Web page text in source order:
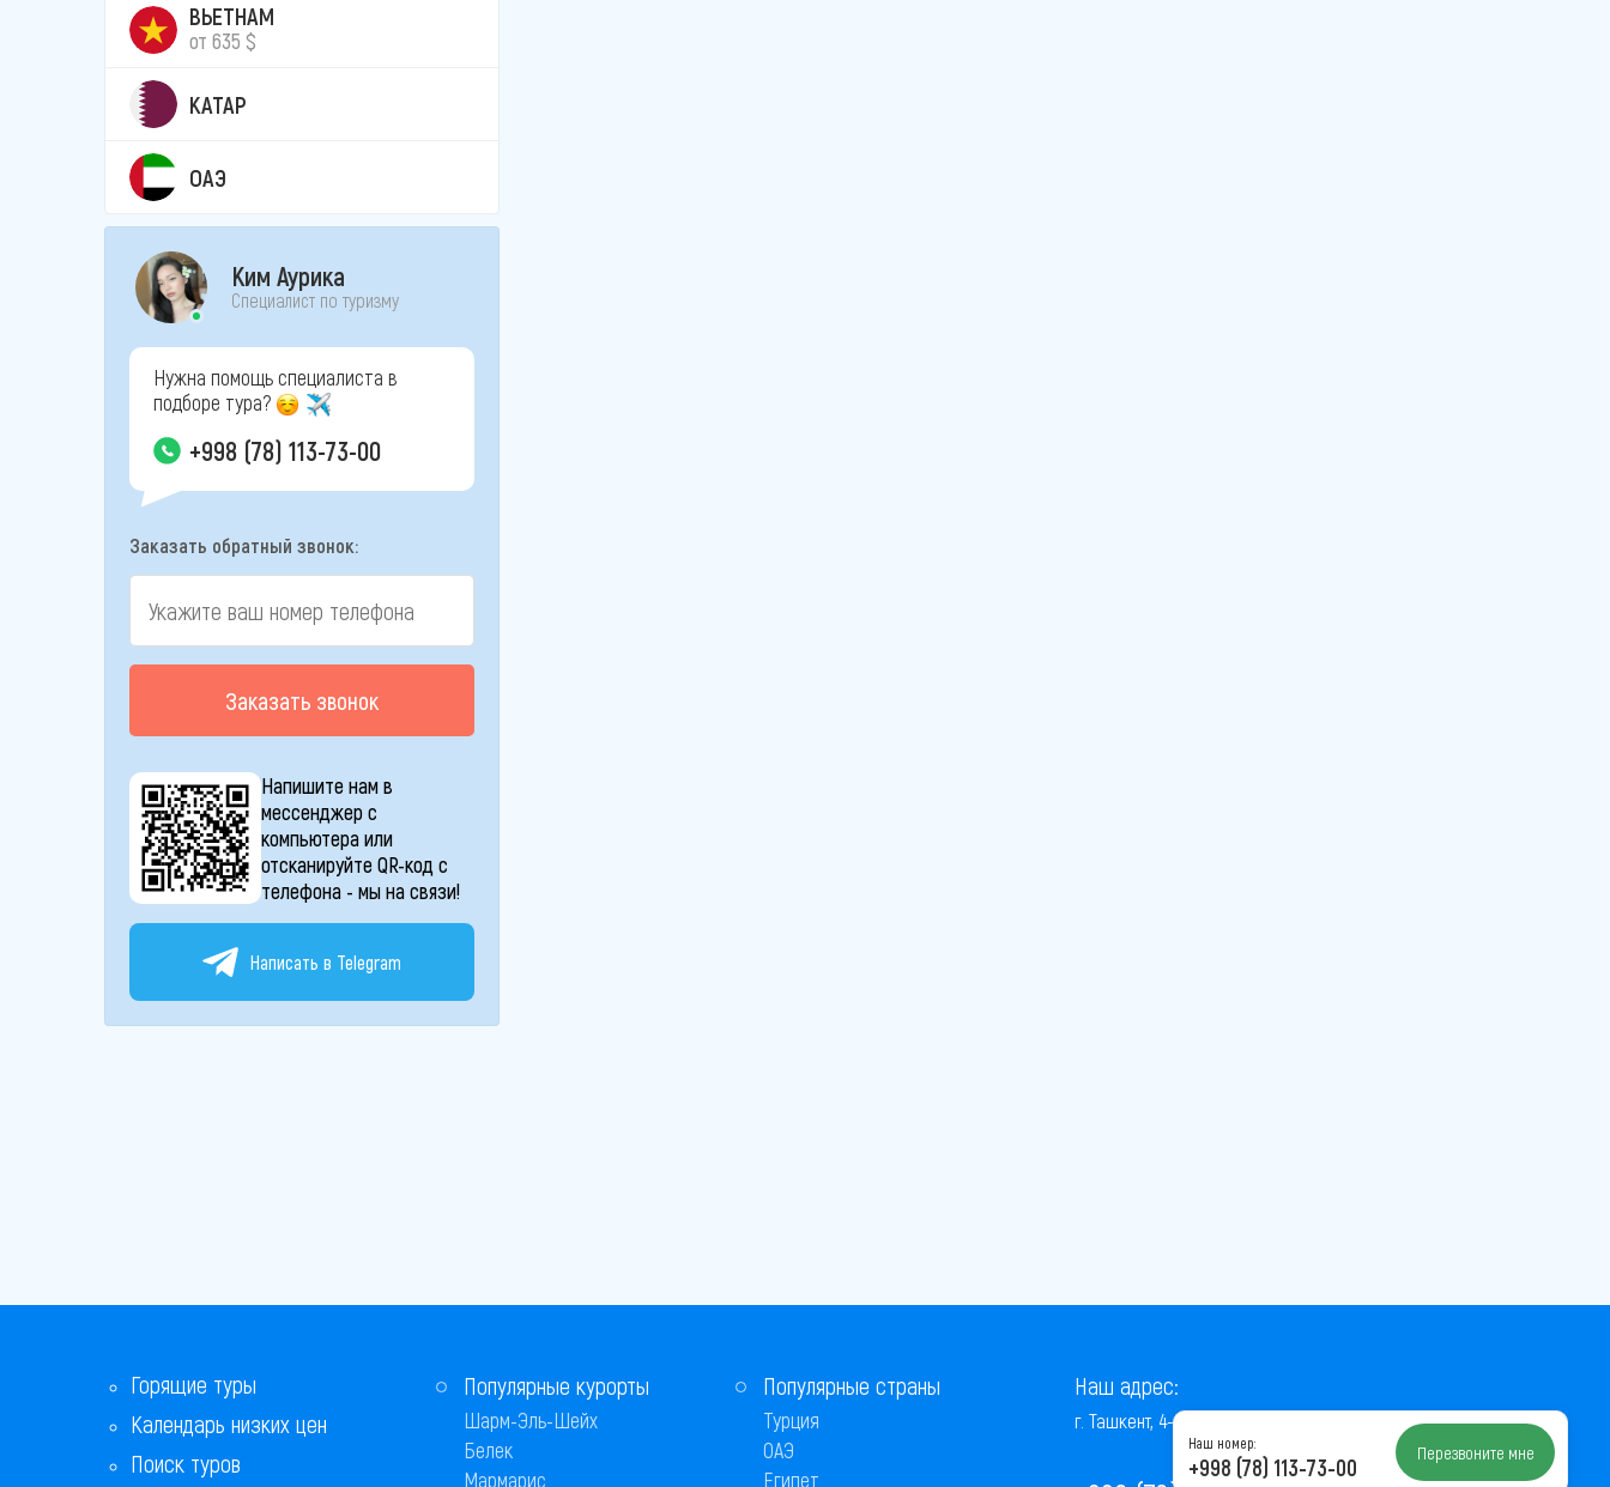
ВЬЕТНАМ
от 635 $
КАТАР
ОАЭ
Ким Аурика
Специалист по туризму
Нужна помощь специалиста в
подборе тура?
+998 (78) 113-73-00
Заказать обратный звонок:
Заказать звонок
Напишите нам в
мессенджер с
компьютера или
отсканируйте QR-код с
телефона - мы на связи!
Написать в Telegram
Горящие туры
Календарь низких цен
Поиск туров
Популярные курорты
Шарм-Эль-Шейх
Белек
Мармарис
Популярные страны
Турция
ОАЭ
Египет
Наш адрес:
г. Ташкент, 4-й проезд Ниёзбек Йули, 7
Наш номер:
+998 (78) 113-73-00 Перезвоните мне